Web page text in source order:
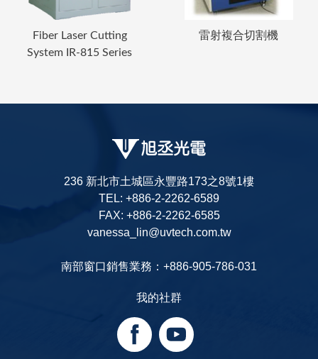
Fiber Laser Cutting
System IR-815 Series
雷射複合切割機
236 新北市土城區永豐路173之8號1樓
TEL: +886-2-2262-6589
FAX: +886-2-2262-6585
vanessa_lin@uvtech.com.tw
南部窗口銷售業務：+886-905-786-031
我的社群